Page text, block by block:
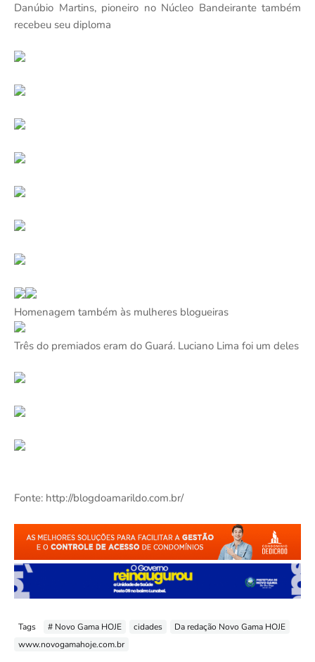
Danúbio Martins, pioneiro no Núcleo Bandeirante também
recebeu seu diploma
Homenagem também às mulheres blogueiras
Três do premiados eram do Guará. Luciano Lima foi um deles
Fonte: http://blogdoamarildo.com.br/
Tags # Novo Gama HOJE cidades
Da redação Novo Gama HOJE
www.novogamahoje.com.br